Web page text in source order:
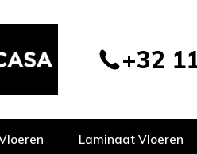
+32
Laminaat Vloeren